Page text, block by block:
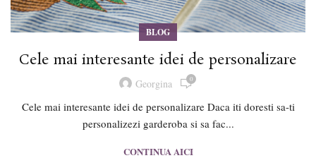
BLOG
Cele mai interesante idei de personalizare
Georgina 0
Cele mai interesante idei de personalizare Daca iti doresti sa-ti
personalizezi garderoba si sa fac...
CONTINUA AICI